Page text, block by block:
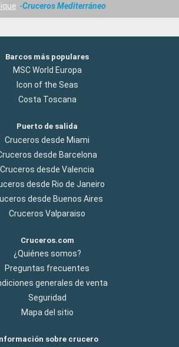
Cruceros Mediterráneo
Barcos más populares
MSC World Europa
Icon of the Seas
Costa Toscana
Puerto de salida
Cruceros desde Miami
desde Barcelona
Cruceros desde Valencia
desde Rio de Janeiro
desde Buenos Aires
Cruceros Valparaiso
Cruceros.com
¿Quiénes somos?
Preguntas frecuentes
generales de venta
Seguridad
Mapa del sitio
sobre crucero